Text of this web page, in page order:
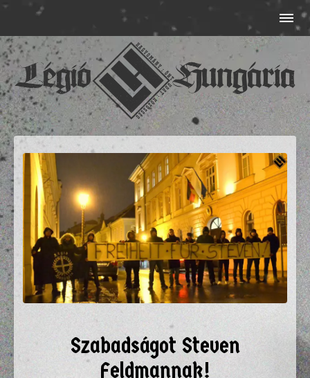
Szabadságot Steven
Feldmannak!